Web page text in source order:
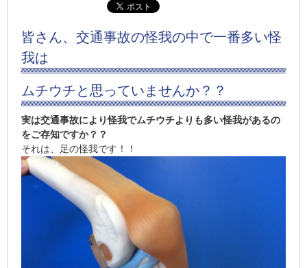
皆さん、交通事故の怪我の中で一番多い怪
我は
ムチウチと思っていませんか？？
実は交通事故により怪我でムチウチよりも多い怪我があるの
をご存知ですか？？
それは、足の怪我です！！